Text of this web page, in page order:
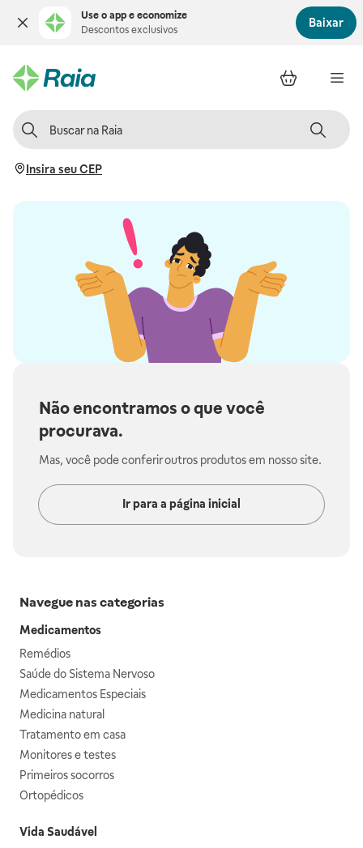
Use o app e economize
Descontos exclusivos
Baixar
Insira seu CEP
Não encontramos o que você
procurava.
Mas, você pode conferir outros produtos em nosso site.
Ir para a página inicial
Navegue nas categorias
Medicamentos
Remédios
Saúde do Sistema Nervoso
Medicamentos Especiais
Medicina natural
Tratamento em casa
Monitores e testes
Primeiros socorros
Ortopédicos
Vida Saudável